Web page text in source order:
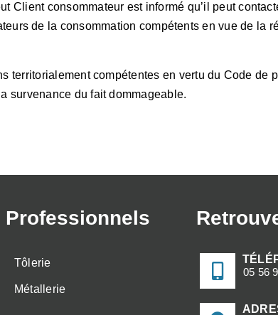
Client consommateur est informé qu’il peut
de la consommation compétents en vue de la
territorialement compétentes en vertu du Code de
survenance du fait dommageable.
Professionnels
Tôlerie
Métallerie
05 56